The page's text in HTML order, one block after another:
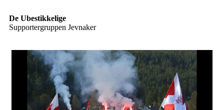
De Ubestikkelige
Supportergruppen Jevnaker